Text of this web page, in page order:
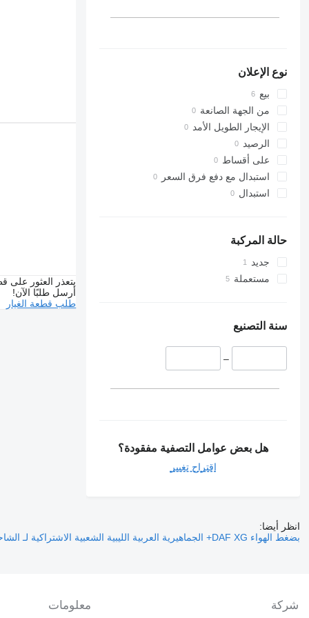
نوع الإعلان
بيع
من الجهة الصانعة
الإيجار الطويل الأمد
الرصيد
على أقساط
استبدال مع دفع فرق السعر
استبدال
حالة المركبة
جديد
مستعملة
سنة التصنيع
–
هل بعض عوامل التصفية مفقودة؟
اقتراح تغيير
يتعذر العثور على
أرسل طلبًا الآن!
طلب قطعة الغيار
انظر أيضا:
بضغط الهواء DAF XG+ الجماهيرية العربية الليبية الشعبية الاشتراكية لـ الشاحنات
شركة معلومات